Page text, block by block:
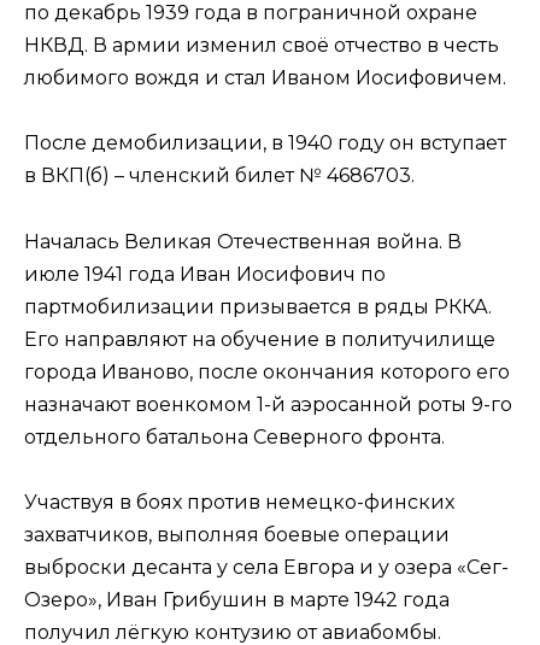
по декабрь 1939 года в пограничной охране
НКВД. В армии изменил своё отчество в честь
любимого вождя и стал Иваном Иосифовичем.
После демобилизации, в 1940 году он вступает
в ВКП(б) – членский билет № 4686703.
Началась Великая Отечественная война. В
июле 1941 года Иван Иосифович по
партмобилизации призывается в ряды РККА.
Его направляют на обучение в политучилище
города Иваново, после окончания которого его
назначают военкомом 1-й аэросанной роты 9-го
отдельного батальона Северного фронта.
Участвуя в боях против немецко-финских
захватчиков, выполняя боевые операции
выброски десанта у села Евгора и у озера «Сег-
Озеро», Иван Грибушин в марте 1942 года
получил лёгкую контузию от авиабомбы.